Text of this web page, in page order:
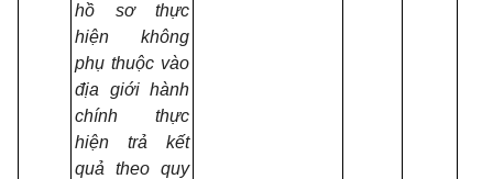
hồ sơ thực
hiện không
phụ thuộc vào
địa giới hành
chính thực
hiện trả kết
quả theo quy